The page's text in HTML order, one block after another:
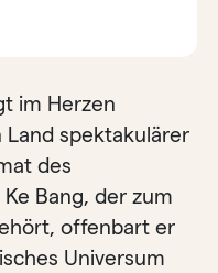
im Herzen
spektakulärer
des
Bang, der zum
offenbart er
Universum